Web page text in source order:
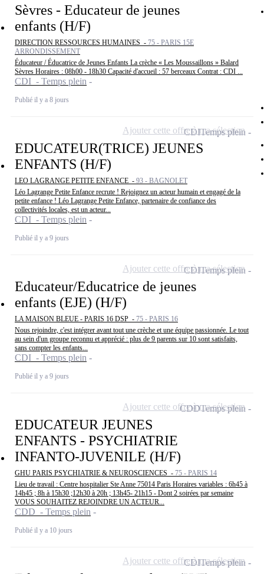
Sèvres - Educateur de jeunes
enfants (H/F)
DIRECTION RESSOURCES HUMAINES - 75 - PARIS 15E
ARRONDISSEMENT
Éducateur / Éducatrice de Jeunes Enfants La crèche « Les Moussaillons » Balard
Sèvres Horaires : 08h00 - 18h30 Capacité d'accueil : 57 berceaux Contrat : CDI ...
CDI - Temps plein
Publié il y a 8 jours
EDUCATEUR(TRICE) JEUNES
ENFANTS (H/F)
LEO LAGRANGE PETITE ENFANCE - 93 - BAGNOLET
Léo Lagrange Petite Enfance recrute ! Rejoignez un acteur humain et engagé de la
petite enfance ! Léo Lagrange Petite Enfance, partenaire de confiance des
collectivités locales, est un acteur...
CDI - Temps plein
Publié il y a 9 jours
CDITemps plein
Ajouter cette offre à ma sélection
Educateur/Educatrice de jeunes
enfants (EJE) (H/F)
LA MAISON BLEUE - PARIS 16 DSP - 75 - PARIS 16
Nous rejoindre, c'est intégrer avant tout une crèche et une équipe passionnée. Le tout
au sein d'un groupe reconnu et apprécié : plus de 9 parents sur 10 sont satisfaits,
sans compter les enfants...
CDI - Temps plein
Publié il y a 9 jours
CDITemps plein
Ajouter cette offre à ma sélection
EDUCATEUR JEUNES
ENFANTS - PSYCHIATRIE
INFANTO-JUVENILE (H/F)
GHU PARIS PSYCHIATRIE & NEUROSCIENCES - 75 - PARIS 14
Lieu de travail : Centre hospitalier Ste Anne 75014 Paris Horaires variables : 6h45 à
14h45 ; 8h à 15h30 ;12h30 à 20h ; 13h45- 21h15 - Dont 2 soirées par semaine
VOUS SOUHAITEZ REJOINDRE UN ACTEUR...
CDD - Temps plein
Publié il y a 10 jours
CDDTemps plein
Ajouter cette offre à ma sélection
CDITemps plein
Ajouter cette offre à ma sélection